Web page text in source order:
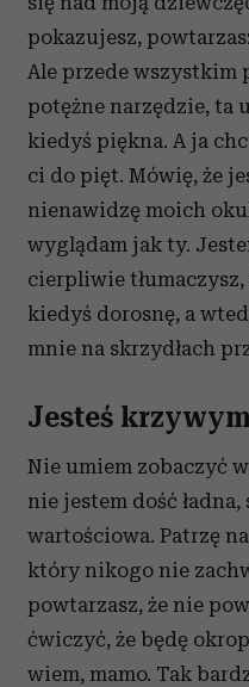
pokazujesz,
Ale przede wszystkim
potężne narzędzie, ta
kiedyś piękna. A ja
ci do pięt. Mówię, że
nienawidzę moich
wyglądam jak ty.
cierpliwie tłumaczysz,
kiedyś dorosnę, a
mnie na skrzydłach
Jesteś
Nie umiem zobaczyć
nie jestem dość ładna,
wartościowa. Patrzę
który nikogo nie
powtarzasz, że nie
ćwiczyć, że będę
wiem, mamo. Tak